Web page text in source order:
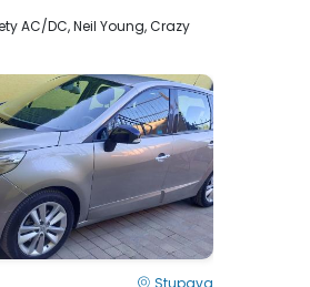
AC/DC, Neil Young, Crazy
Stupava